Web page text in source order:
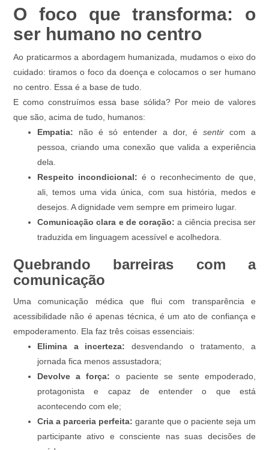
O foco que transforma: o
ser humano no centro
Ao praticarmos a abordagem humanizada, mudamos o eixo do
cuidado: tiramos o foco da doença e colocamos o ser humano
no centro. Essa é a base de tudo.
E como construímos essa base sólida? Por meio de valores
que são, acima de tudo, humanos:
Empatia: não é só entender a dor, é sentir com a
pessoa, criando uma conexão que valida a experiência
dela.
Respeito incondicional: é o reconhecimento de que,
ali, temos uma vida única, com sua história, medos e
desejos. A dignidade vem sempre em primeiro lugar.
Comunicação clara e de coração: a ciência precisa ser
traduzida em linguagem acessível e acolhedora.
Quebrando barreiras com a
comunicação
Uma comunicação médica que flui com transparência e
acessibilidade não é apenas técnica, é um ato de confiança e
empoderamento. Ela faz três coisas essenciais:
Elimina a incerteza: desvendando o tratamento, a
jornada fica menos assustadora;
Devolve a força: o paciente se sente empoderado,
protagonista e capaz de entender o que está
acontecendo com ele;
Cria a parceria perfeita: garante que o paciente seja um
participante ativo e consciente nas suas decisões de